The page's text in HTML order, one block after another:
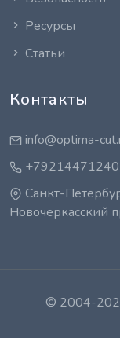
Ресурсы
Статьи
Контакты
info@optima-
+79214471240
Санкт-
Новочеркасский
© 2004-